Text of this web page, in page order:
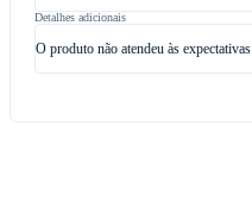
Detalhes adicionais
O produto não atendeu às expectativas